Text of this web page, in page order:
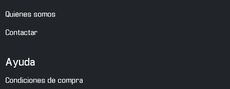
Quiénes somos
Contactar
Ayuda
Condiciones de compra